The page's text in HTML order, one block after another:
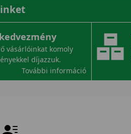
vásárlóinkat komoly
díjazzuk.
További információ